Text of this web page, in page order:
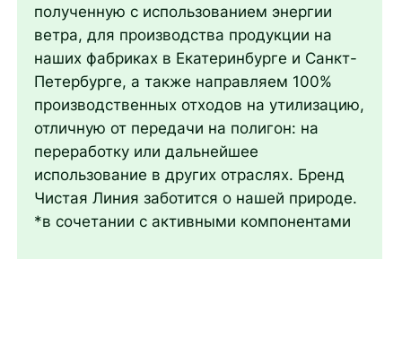
полученную с использованием энергии
ветра, для производства продукции на
наших фабриках в Екатеринбурге и Санкт-
Петербурге, а также направляем 100%
производственных отходов на утилизацию,
отличную от передачи на полигон: на
переработку или дальнейшее
использование в других отраслях. Бренд
Чистая Линия заботится о нашей природе.
*в сочетании с активными компонентами